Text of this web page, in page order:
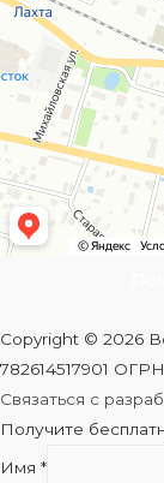
Copyright © 2026
782614517901
Связаться с
Получите
Имя *